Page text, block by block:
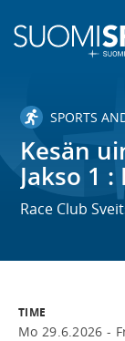
SPORTS
Kesän
Jakso 1
Race Club
TIME
Mo 29.6.2026 -